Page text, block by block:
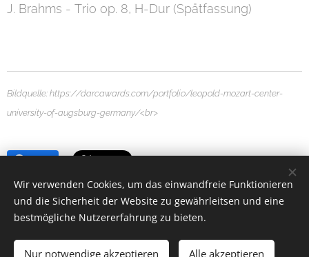
J. Brahms - Trio op. 8, H-Dur (Spätfassung)
Bildquelle: https://darcawards.com/portfolio/leopold-mozart-center-
university-of-augsburg-germany/<br>
Wir verwenden Cookies, um das einwandfreie Funktionieren
und die Sicherheit der Website zu gewährleitsen und eine
bestmögliche Nutzererfahrung zu bieten.
Nur notwendige akzeptieren Alle akzeptieren